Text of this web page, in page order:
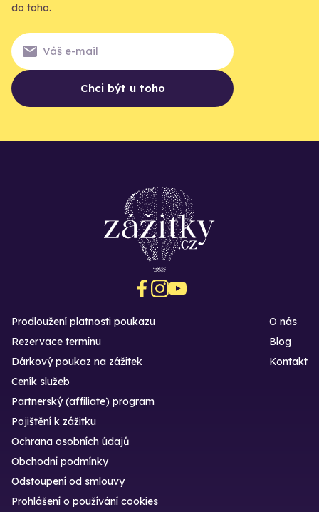
do toho.
Chci být u toho
Prodloužení platnosti poukazu
Rezervace termínu
Dárkový poukaz na zážitek
O nás
Blog
Kontakt
Ceník služeb
Partnerský (affiliate) program
Pojištění k zážitku
Ochrana osobních údajů
Obchodní podmínky
Odstoupení od smlouvy
Prohlášení o používání cookies